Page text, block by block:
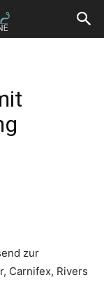
zur
Carnifex, Rivers